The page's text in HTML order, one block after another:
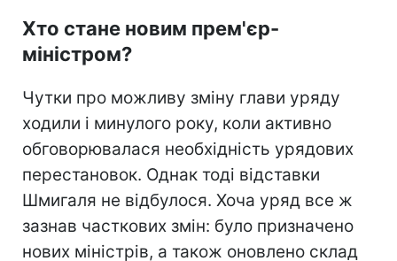
Хто стане новим прем'єр-
міністром?
Чутки про можливу зміну глави уряду
ходили і минулого року, коли активно
обговорювалася необхідність урядових
перестановок. Однак тоді відставки
Шмигаля не відбулося. Хоча уряд все ж
зазнав часткових змін: було призначено
нових міністрів, а також оновлено склад